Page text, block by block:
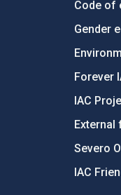
Code of
Gender
Forever
IAC
External
Severo
IAC